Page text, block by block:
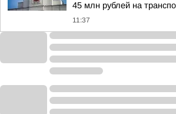
45 млн рублей на
11:37